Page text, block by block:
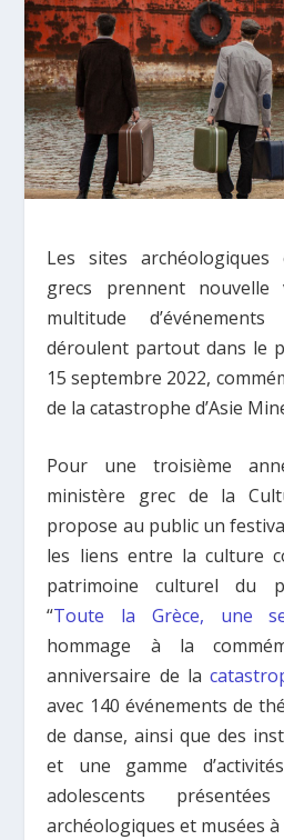
Les sites
grecs prennent
multitude
déroulent partout dans le
15 septembre 2022,
de la catastrophe d’Asie
Pour une troisième
ministère grec de la
propose au public un
les liens entre la culture
patrimoine culturel du
“Toute la Grèce, une
hommage à la
anniversaire de la
avec 140 événements de
de danse, ainsi que des
et une gamme
adolescents
archéologiques et musées à